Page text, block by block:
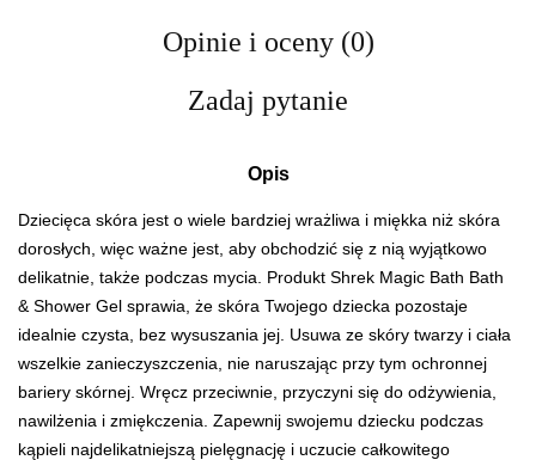
Opinie i oceny (0)
Zadaj pytanie
Opis
Dziecięca skóra jest o wiele bardziej wrażliwa i miękka niż skóra
dorosłych, więc ważne jest, aby obchodzić się z nią wyjątkowo
delikatnie, także podczas mycia. Produkt Shrek Magic Bath Bath
& Shower Gel sprawia, że skóra Twojego dziecka pozostaje
idealnie czysta, bez wysuszania jej. Usuwa ze skóry twarzy i ciała
wszelkie zanieczyszczenia, nie naruszając przy tym ochronnej
bariery skórnej. Wręcz przeciwnie, przyczyni się do odżywienia,
nawilżenia i zmiękczenia. Zapewnij swojemu dziecku podczas
kąpieli najdelikatniejszą pielęgnację i uczucie całkowitego